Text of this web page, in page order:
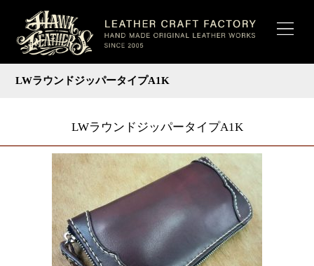
LWラウンドジッパータイプA1K
LWラウンドジッパータイプA1K